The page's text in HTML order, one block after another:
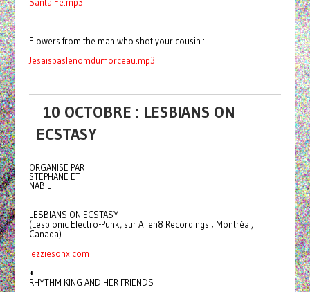
Flowers from the man who shot your cousin :
Jesaispaslenomdumorceau.mp3
10 OCTOBRE : LESBIANS ON
ECSTASY
ORGANISE PAR
STEPHANE ET
NABIL
LESBIANS ON ECSTASY
(Lesbionic Electro-Punk, sur Alien8 Recordings ; Montréal,
Canada)
lezziesonx.com
+
RHYTHM KING AND HER FRIENDS